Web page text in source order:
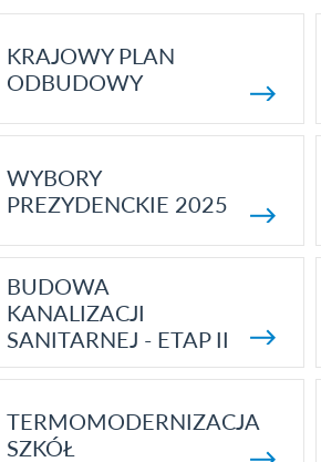
KRAJOWY PLAN
ODBUDOWY
WYBORY
PREZYDENCKIE 2025
BUDOWA
KANALIZACJI
SANITARNEJ - ETAP II
TERMOMODERNIZACJA
SZKÓŁ